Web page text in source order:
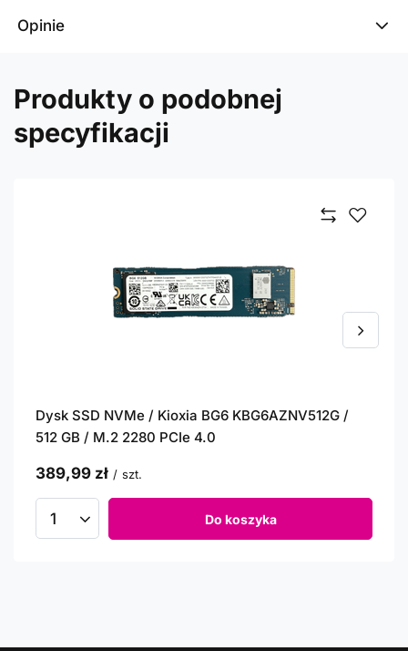
Opinie
Produkty o podobnej
specyfikacji
Dysk SSD NVMe / Kioxia BG6 KBG6AZNV512G /
512 GB / M.2 2280 PCIe 4.0
389,99 zł / szt.
Do koszyka